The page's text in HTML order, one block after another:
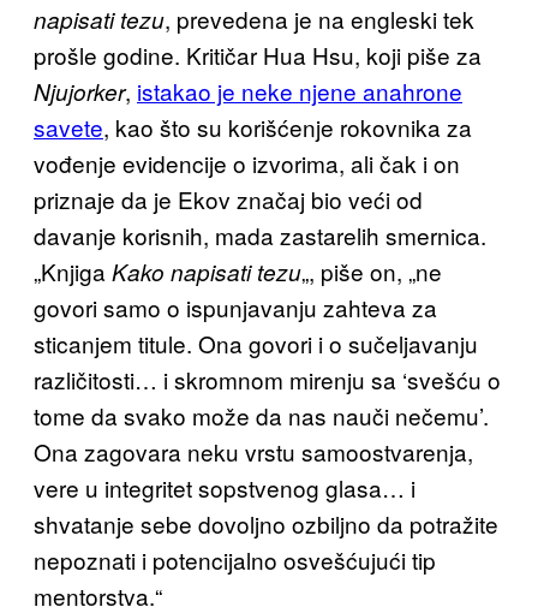
napisati tezu, prevedena je na engleski tek
prošle godine. Kritičar Hua Hsu, koji piše za
Njujorker, istakao je neke njene anahrone
savete, kao što su korišćenje rokovnika za
vođenje evidencije o izvorima, ali čak i on
priznaje da je Ekov značaj bio veći od
davanje korisnih, mada zastarelih smernica.
„Knjiga Kako napisati tezu„, piše on, „ne
govori samo o ispunjavanju zahteva za
sticanjem titule. Ona govori i o sučeljavanju
različitosti… i skromnom mirenju sa ‘svešću o
tome da svako može da nas nauči nečemu’.
Ona zagovara neku vrstu samoostvarenja,
vere u integritet sopstvenog glasa… i
shvatanje sebe dovoljno ozbiljno da potražite
nepoznati i potencijalno osvešćujući tip
mentorstva.“